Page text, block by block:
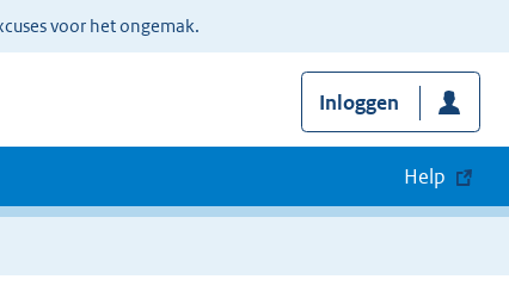
voor het ongemak.
Inloggen
Help